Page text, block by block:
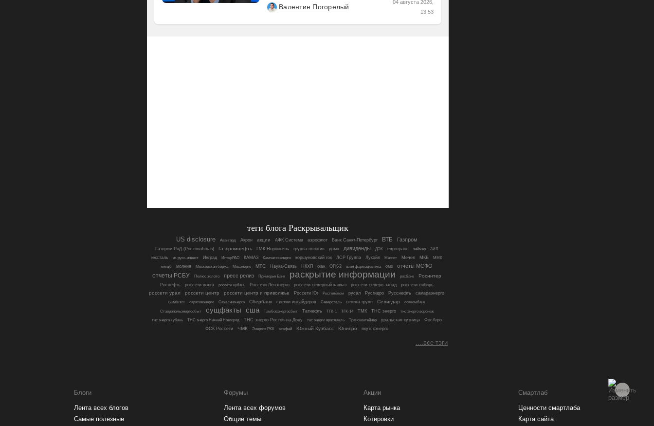
Валентин Погорелый
04 августа 2026,
13:53
теги блога Раскрывальщик
US disclosure Авангард Акрон акции АФК Система аэрофлот Банк Санкт-Петербург ВТБ Газпром
Газпром РнД (Ростовоблгаз) Газпромнефть ГМК Норникель группа позитив двмп дивиденды ДЭК евротранс займер ЗИЛ
ижсталь ик русс-инвест Инград ИнтерРАО КАМАЗ Камчатскэнерго коршуновский гок ЛСР Группа Лукойл Магнит Мечел МКБ
ММК
ммцб
молния Московская биржа Мосэнерго МТС Наука-Связь НКХП оак ОГК-2 озон фармацевтика омз отчеты МСФО
отчеты РСБУ Полюс золото пресс релиз Приморье Банк раскрытие информации росбанк Росинтер
Роснефть россети волга россети кубань Россети Ленэнерго россети северный кавказ россети северо-запад россети сибирь
россети урал россети центр россети центр и приволжье Россети Юг Ростелеком русал Русгидро Русснефть
самараэнерго
самолет
саратовэнерго Сахалинэнерго Сбербанк сделки инсайдеров Северсталь сегежа групп Селигдар совкомбанк
Ставропольэнергосбыт сущфакты сша Тамбовэнергосбыт Татнефть ТГК-1 ТГК-14 ТМК ТНС энерго
тнс энерго воронеж
тнс энерго кубань
ТНС энерго Нижний Новгород ТНС энерго Ростов-на-Дону тнс энерго ярославль Трансконтейнер уральская кузница
ФосАгро
ФСК Россети
ЧМК Энергия РКК эсэфай Южный Кузбасс Юнипро якутскэнерго
....все тэги
Блоги
Лента всех блогов
Самые полезные
Форумы
Лента всех форумов
Общие темы
Акции
Карта рынка
Котировки
Смартлаб
Ценности смартлаба
Карта сайта